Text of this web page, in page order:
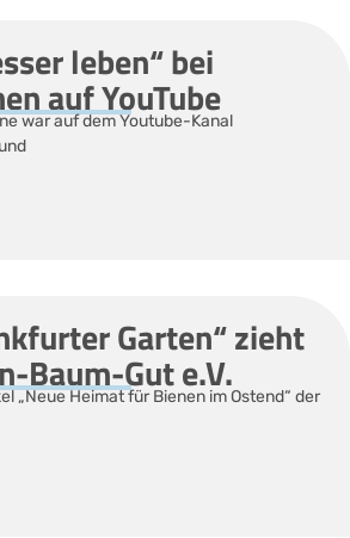
leben“ bei
auf YouTube
war auf dem Youtube-Kanal
Garten“ zieht
Baum-Gut e.V.
„Neue Heimat für Bienen im Ostend“ der